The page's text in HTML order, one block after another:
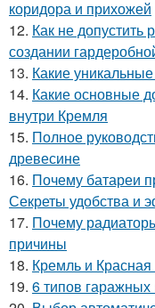
коридора и прихожей
12. Как не
создании
13. Какие
14. Какие основные
внутри Кремля
15. Полное
древесине
16. Почему батареи
Секреты удобства и
17. Почему
причины
18. Кремль и
19. 6 типов гаражных